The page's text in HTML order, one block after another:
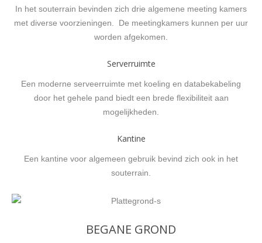
In het souterrain bevinden zich drie algemene meeting kamers
met diverse voorzieningen. De meetingkamers kunnen per uur
worden afgekomen.
Serverruimte
Een moderne serveerruimte met koeling en databekabeling
door het gehele pand biedt een brede flexibiliteit aan
mogelijkheden.
Kantine
Een kantine voor algemeen gebruik bevind zich ook in het
souterrain.
BEGANE GROND